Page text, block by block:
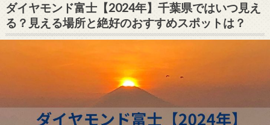
ダイヤモンド富士【2024年】千葉県ではいつ見え
る？見える場所と絶好のおすすめスポットは？